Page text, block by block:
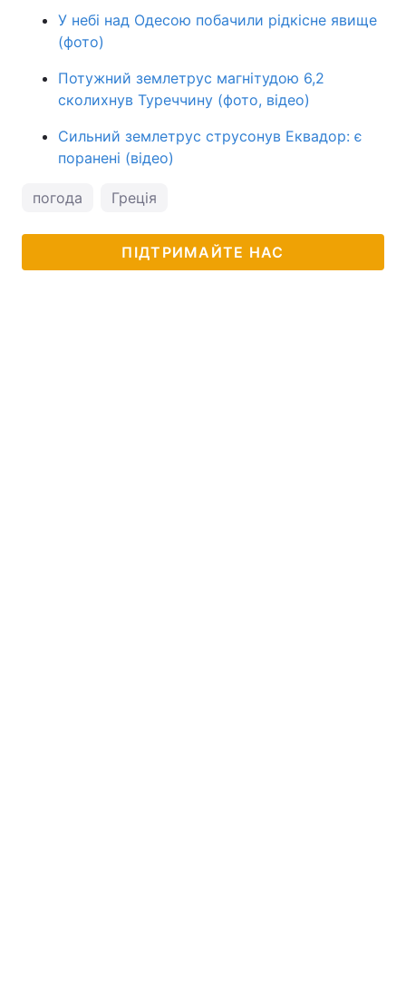
У небі над Одесою побачили рідкісне явище
(фото)
Потужний землетрус магнітудою 6,2
сколихнув Туреччину (фото, відео)
Сильний землетрус струсонув Еквадор: є
поранені (відео)
погода Греція
ПІДТРИМАЙТЕ НАС